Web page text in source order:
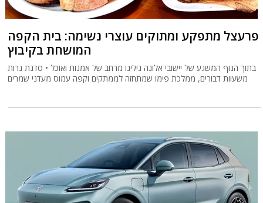
פרעצל מתפקע ומתוקים עוצרי נשימה: בית הקפה
המושחת בקיבוץ
בתוך הנוף המשגע של יישובי אלונה גילינו מרחב של אמנות ואוכל • סדנת נרות
משעוות דבורים, ממלכת פימו שמתחזה לממתקים וקפה עמוס מעדני שמרים